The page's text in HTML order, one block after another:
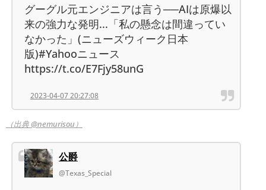
グーグル元エンジニアは言う──AIは原爆以
来の強力な発明...「私の懸念は間違ってい
なかった」(ニューズウィーク日本
版)#Yahooニュース
https://t.co/E7Fjy58unG
2023-04-07 20:27:08
（出典 @nemurisou）
公爵
@Texas_Special